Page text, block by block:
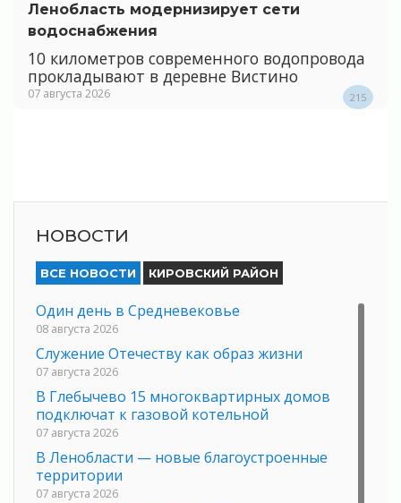
Ленобласть модернизирует сети
водоснабжения
10 километров современного водопровода
прокладывают в деревне Вистино
07 августа 2026 215
НОВОСТИ
ВСЕ НОВОСТИ КИРОВСКИЙ РАЙОН
Один день в Средневековье
08 августа 2026
Служение Отечеству как образ жизни
07 августа 2026
В Глебычево 15 многоквартирных домов
подключат к газовой котельной
07 августа 2026
В Ленобласти — новые благоустроенные
территории
07 августа 2026